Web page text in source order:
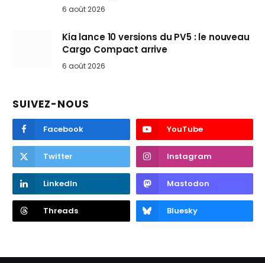
6 août 2026
Kia lance 10 versions du PV5 : le nouveau
Cargo Compact arrive
6 août 2026
SUIVEZ-NOUS
Facebook YouTube
Twitter Instagram
LinkedIn Mastodon
Threads Bluesky